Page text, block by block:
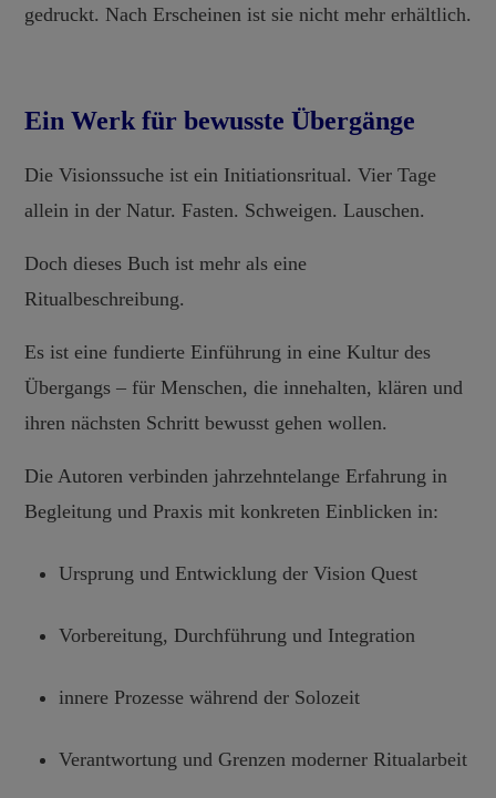
gedruckt. Nach Erscheinen ist sie nicht mehr erhältlich.
Ein Werk für bewusste Übergänge
Die Visionssuche ist ein Initiationsritual. Vier Tage
allein in der Natur. Fasten. Schweigen. Lauschen.
Doch dieses Buch ist mehr als eine
Ritualbeschreibung.
Es ist eine fundierte Einführung in eine Kultur des
Übergangs – für Menschen, die innehalten, klären und
ihren nächsten Schritt bewusst gehen wollen.
Die Autoren verbinden jahrzehntelange Erfahrung in
Begleitung und Praxis mit konkreten Einblicken in:
Ursprung und Entwicklung der Vision Quest
Vorbereitung, Durchführung und Integration
innere Prozesse während der Solozeit
Verantwortung und Grenzen moderner Ritualarbeit